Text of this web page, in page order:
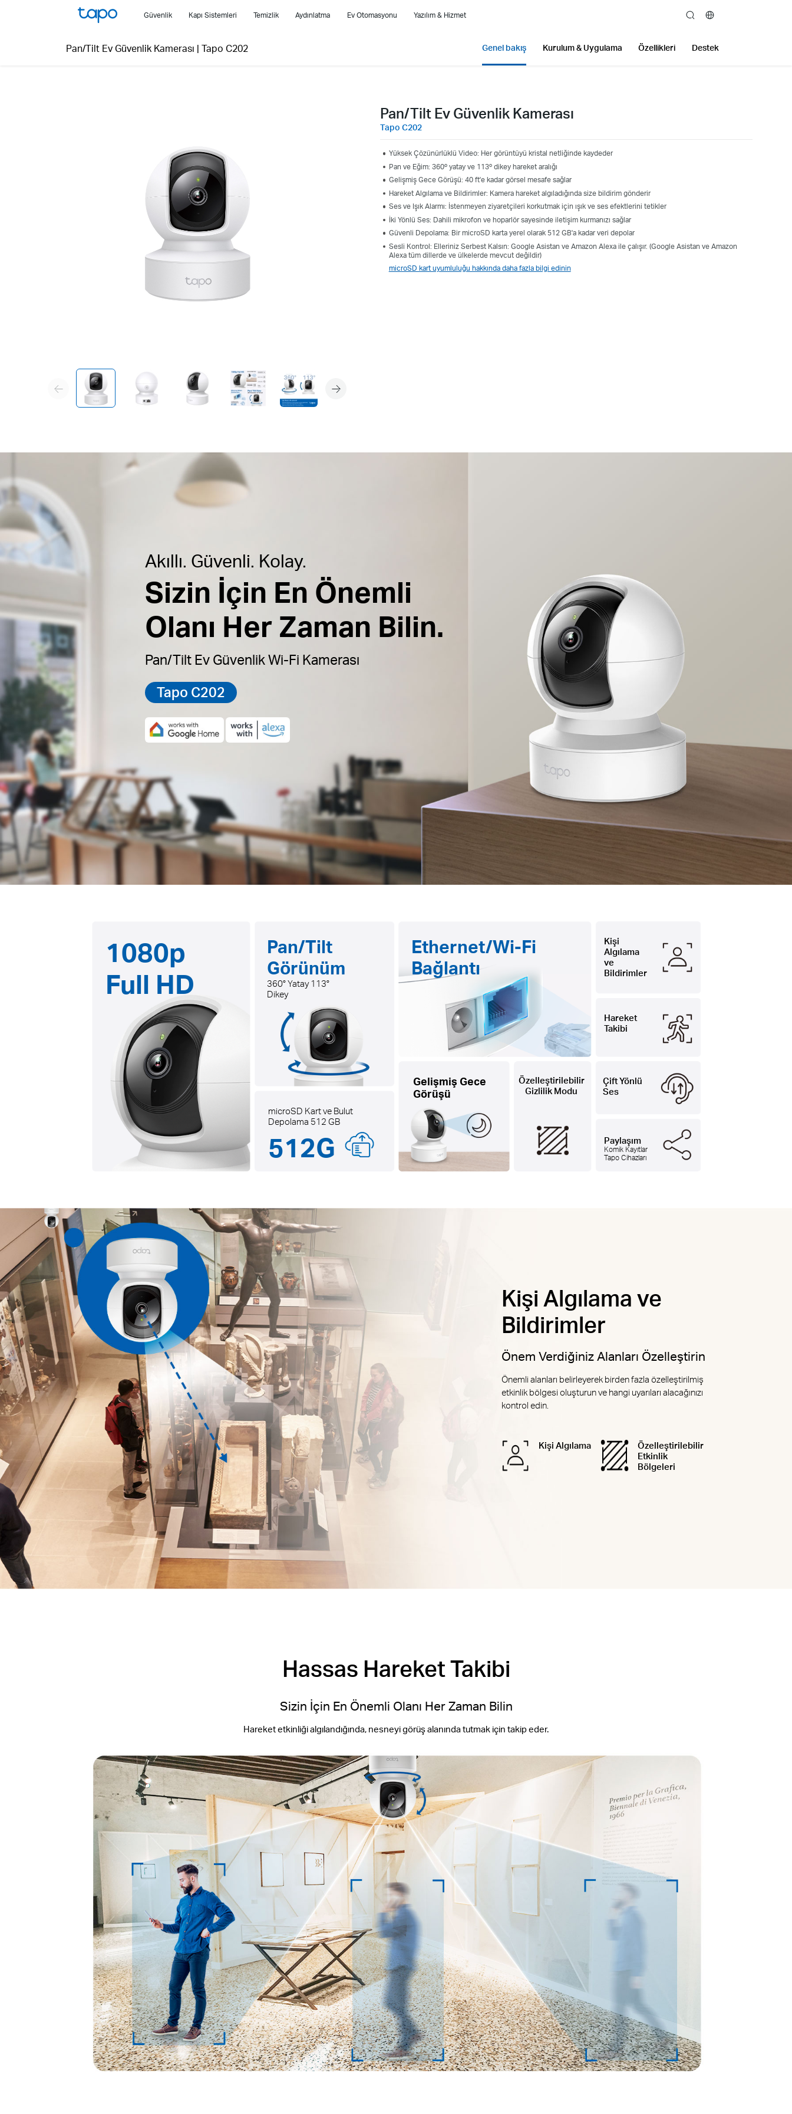
Güvenlik Kapı Sistemleri Temizlik Aydınlatma Ev Otomasyonu Yazılım & Hizmet search
Pan/Tilt Ev Güvenlik Kamerası | Tapo C202 Genel bakış Kurulum & Uygulama Özellikleri Destek
Pan/Tilt Ev Güvenlik Kamerası
Tapo C202
Yüksek Çözünürlüklü Video: Her görüntüyü kristal netliğinde kaydeder
Pan ve Eğim: 360º yatay ve 113º dikey hareket aralığı
Gelişmiş Gece Görüşü: 40 ft'e kadar görsel mesafe sağlar
Hareket Algılama ve Bildirimler: Kamera hareket algıladığında size bildirim gönderir
Ses ve Işık Alarmı: İstenmeyen ziyaretçileri korkutmak için ışık ve ses efektlerini tetikler
İki Yönlü Ses: Dahili mikrofon ve hoparlör sayesinde iletişim kurmanızı sağlar
Güvenli Depolama: Bir microSD karta yerel olarak 512 GB'a kadar veri depolar
Sesli Kontrol: Elleriniz Serbest Kalsın: Google Asistan ve Amazon Alexa ile çalışır. (Google Asistan ve Amazon
Alexa tüm dillerde ve ülkelerde mevcut değildir)
microSD kart uyumluluğu hakkında daha fazla bilgi edinin
Akıllı. Güvenli. Kolay.
Sizin İçin En Önemli
Olanı Her Zaman Bilin.
Pan/Tilt Ev Güvenlik Wi-Fi Kamerası
Tapo C202
1080p
Full HD
Pan/Tilt
Görünüm
360° Yatay 113°
Dikey
Ethernet/Wi-Fi
Bağlantı
Kişi
Algılama
ve
Bildirimler
microSD Kart ve Bulut
Depolama 512 GB
512G
Özelleştirilebilir
Gizlilik Modu
Çift Yönlü
Ses
Paylaşım
Komik Kayıtlar
Tapo Cihazları
Gelişmiş Gece
Görüşü
Hareket
Takibi
Kişi Algılama ve
Bildirimler
Önem Verdiğiniz Alanları Özelleştirin
Önemli alanları belirleyerek birden fazla özelleştirilmiş
etkinlik bölgesi oluşturun ve hangi uyarıları alacağınızı
kontrol edin.
Kişi Algılama
Özelleştirilebilir
Etkinlik
Bölgeleri
Hassas Hareket Takibi
Sizin İçin En Önemli Olanı Her Zaman Bilin
Hareket etkinliği algılandığında, nesneyi görüş alanında tutmak için takip eder.